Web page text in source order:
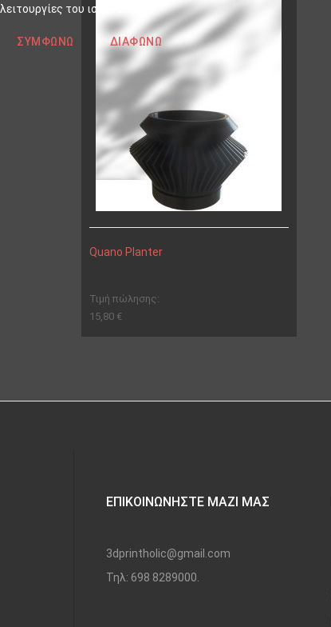
Quano Planter
Τιμή πώλησης:
15,80 €
ΕΠΙΚΟΙΝΩΝΉΣΤΕ ΜΑΖΊ ΜΑΣ
3dprintholic@gmail.com
Τηλ: 698 8289000.
λειτουργίες του ιστότοπου.
ΣΥΜΦΩΝΏ
ΔΙΑΦΩΝΏ